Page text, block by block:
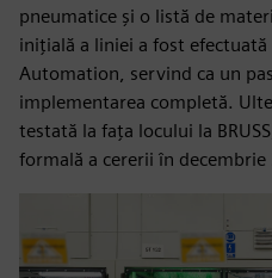
pneumatice și o listă de
inițială a liniei a fost
Automation, servind ca un
implementarea completă.
testată la fața locului la
formală a cererii în decembrie